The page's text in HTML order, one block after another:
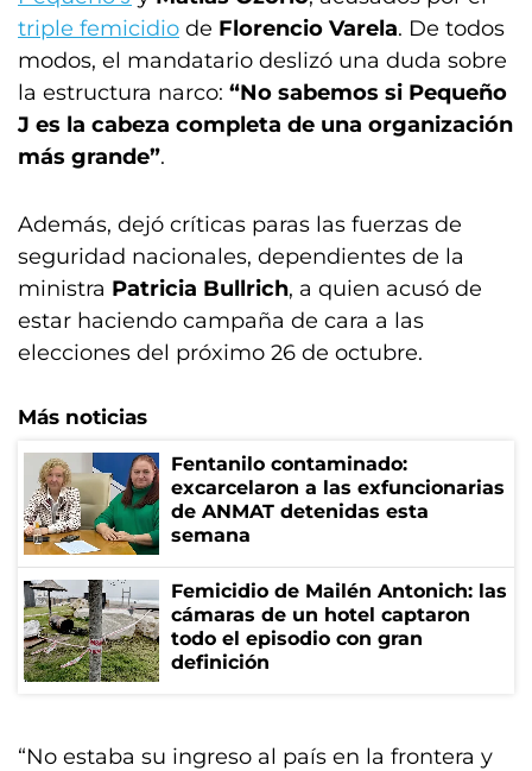
triple femicidio de Florencio Varela. De todos
modos, el mandatario deslizó una duda sobre
la estructura narco: “No sabemos si Pequeño
J es la cabeza completa de una organización
más grande”.
Además, dejó críticas paras las fuerzas de
seguridad nacionales, dependientes de la
ministra Patricia Bullrich, a quien acusó de
estar haciendo campaña de cara a las
elecciones del próximo 26 de octubre.
Más noticias
Fentanilo contaminado:
excarcelaron a las exfuncionarias
de ANMAT detenidas esta
semana
Femicidio de Mailén Antonich: las
cámaras de un hotel captaron
todo el episodio con gran
definición
“No estaba su ingreso al país en la frontera y